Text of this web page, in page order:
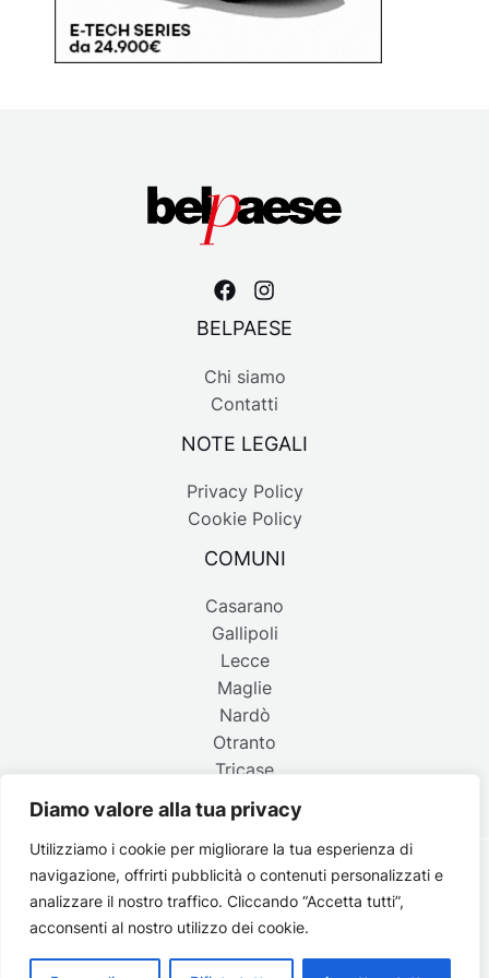
Diamo valore alla tua privacy
Utilizziamo i cookie per migliorare la tua esperienza di
navigazione, offrirti pubblicità o contenuti personalizzati e
analizzare il nostro traffico. Cliccando “Accetta tutti”,
acconsenti al nostro utilizzo dei cookie.
BELPAESE
Chi siamo
Contatti
NOTE LEGALI
Privacy Policy
Cookie Policy
COMUNI
Casarano
Gallipoli
Lecce
Maglie
Nardò
Otranto
Tricase
Copyright © 2026 Belpaese | Periodico d'informazione del
Salento - P.IVA 4637850753 - Testata registrata il 18 gennaio